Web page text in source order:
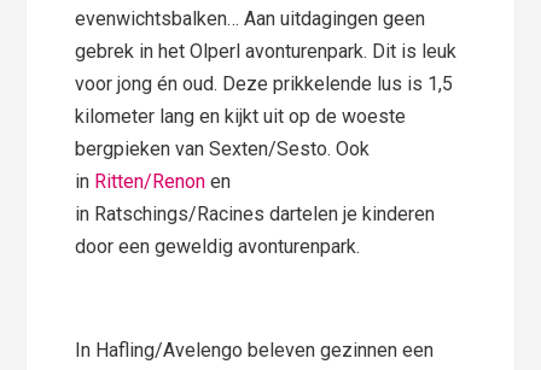
evenwichtsbalken… Aan uitdagingen geen
gebrek in het Olperl avonturenpark. Dit is leuk
voor jong én oud. Deze prikkelende lus is 1,5
kilometer lang en kijkt uit op de woeste
bergpieken van Sexten/Sesto. Ook
in Ritten/Renon en
in Ratschings/Racines dartelen je kinderen
door een geweldig avonturenpark.
In Hafling/Avelengo beleven gezinnen een